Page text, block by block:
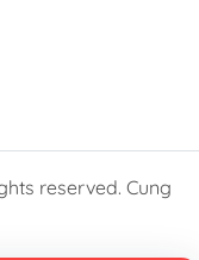
reserved. Cung